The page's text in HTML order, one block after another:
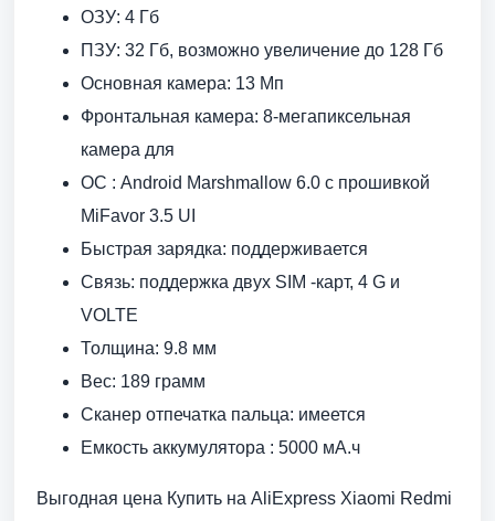
ОЗУ: 4 Гб
ПЗУ: 32 Гб, возможно увеличение до 128 Гб
Основная камера: 13 Мп
Фронтальная камера: 8-мегапиксельная
камера для
ОС : Android Marshmallow 6.0 с прошивкой
MiFavor 3.5 UI
Быстрая зарядка: поддерживается
Связь: поддержка двух SIM -карт, 4 G и
VOLTE
Толщина: 9.8 мм
Вес: 189 грамм
Сканер отпечатка пальца: имеется
Емкость аккумулятора : 5000 мА.ч
Выгодная цена Купить на AliExpress Xiaomi Redmi